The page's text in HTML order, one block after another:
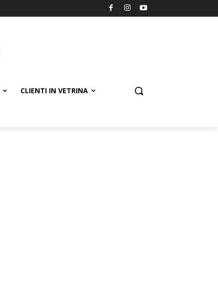
CLIENTI IN VETRINA